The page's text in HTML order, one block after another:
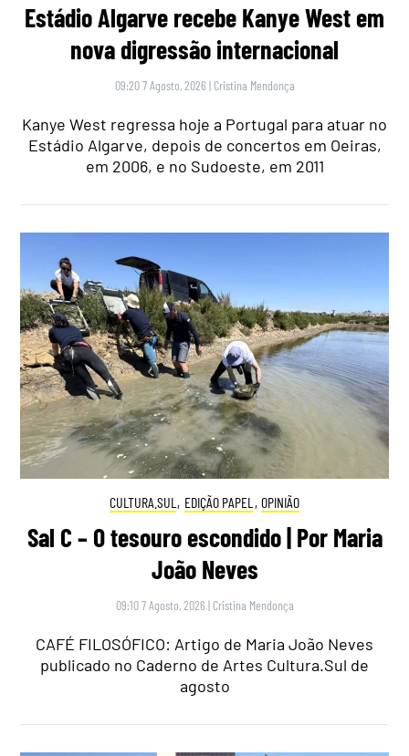
Estádio Algarve recebe Kanye West em
nova digressão internacional
09:20 7 Agosto, 2026 | Cristina Mendonça
Kanye West regressa hoje a Portugal para atuar no
Estádio Algarve, depois de concertos em Oeiras,
em 2006, e no Sudoeste, em 2011
CULTURA.SUL , EDIÇÃO PAPEL , OPINIÃO
Sal C – O tesouro escondido | Por Maria
João Neves
09:10 7 Agosto, 2026 | Cristina Mendonça
CAFÉ FILOSÓFICO: Artigo de Maria João Neves
publicado no Caderno de Artes Cultura.Sul de
agosto